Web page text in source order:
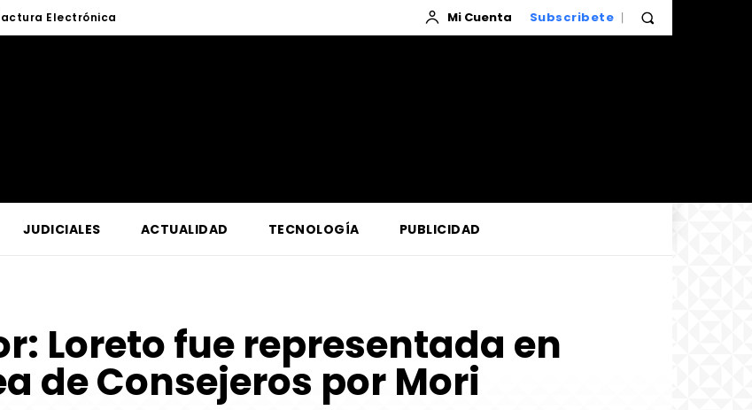
Electrónica Mi Cuenta Subscribete
JUDICIALES ACTUALIDAD TECNOLOGÍA PUBLICIDAD
Loreto fue representada en
de Consejeros por Mori